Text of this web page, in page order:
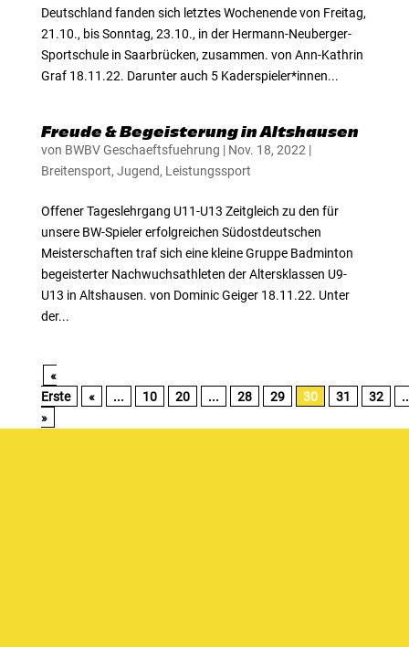
Deutschland fanden sich letztes Wochenende von Freitag,
21.10., bis Sonntag, 23.10., in der Hermann-Neuberger-
Sportschule in Saarbrücken, zusammen. von Ann-Kathrin
Graf 18.11.22. Darunter auch 5 Kaderspieler*innen...
Freude & Begeisterung in Altshausen
von BWBV Geschaeftsfuehrung | Nov. 18, 2022 |
Breitensport, Jugend, Leistungssport
Offener Tageslehrgang U11-U13 Zeitgleich zu den für
unsere BW-Spieler erfolgreichen Südostdeutschen
Meisterschaften traf sich eine kleine Gruppe Badminton
begeisterter Nachwuchsathleten der Altersklassen U9-
U13 in Altshausen. von Dominic Geiger 18.11.22. Unter
der...
«
Erste
« ... 10 20 ... 28 29 30 31 32
»